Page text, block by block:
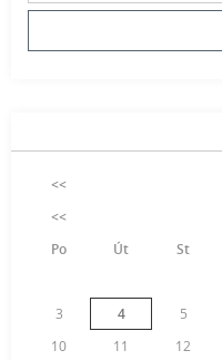
<<
<<
Po
Út St
3
4 5
10
11 12